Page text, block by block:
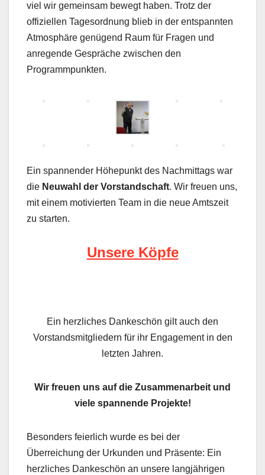
viel wir gemeinsam bewegt haben. Trotz der
offiziellen Tagesordnung blieb in der entspannten
Atmosphäre genügend Raum für Fragen und
anregende Gespräche zwischen den
Programmpunkten.
Ein spannender Höhepunkt des Nachmittags war
die Neuwahl der Vorstandschaft. Wir freuen uns,
mit einem motivierten Team in die neue Amtszeit
zu starten.
Unsere Köpfe
Ein herzliches Dankeschön gilt auch den
Vorstandsmitgliedern für ihr Engagement in den
letzten Jahren.
Wir freuen uns auf die Zusammenarbeit und
viele spannende Projekte!
Besonders feierlich wurde es bei der
Überreichung der Urkunden und Präsente: Ein
herzliches Dankeschön an unsere langjährigen